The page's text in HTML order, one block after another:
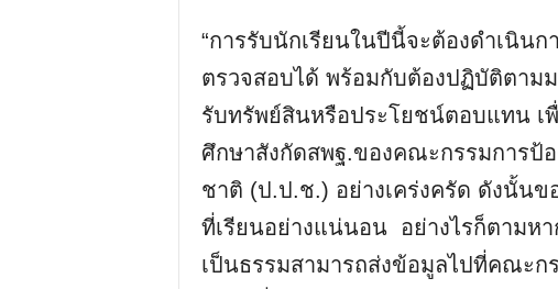
“การรับนักเรียนในปีนี้จะต้องดำเนิน
ตรวจสอบได้ พร้อมกับต้องปฏิบัติตาม
รับทรัพย์สินหรือประโยชน์ตอบแทน เ
ศึกษาสังกัดสพฐ.ของคณะกรรมการป้
ชาติ (ป.ป.ช.) อย่างเคร่งครัด ดังนั้นข
ที่เรียนอย่างแน่นอน อย่างไรก็ตามห
เป็นธรรมสามารถส่งข้อมูลไปที่คณะก